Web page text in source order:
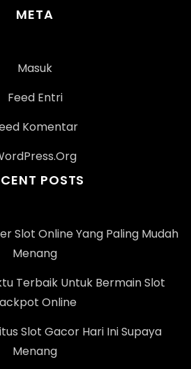
META
Masuk
Feed Entri
Komentar
POSTS
Slot Online Yang Paling Mudah
Menang
Terbaik Untuk Bermain Slot
Online
Slot Gacor Hari Ini Supaya
Menang